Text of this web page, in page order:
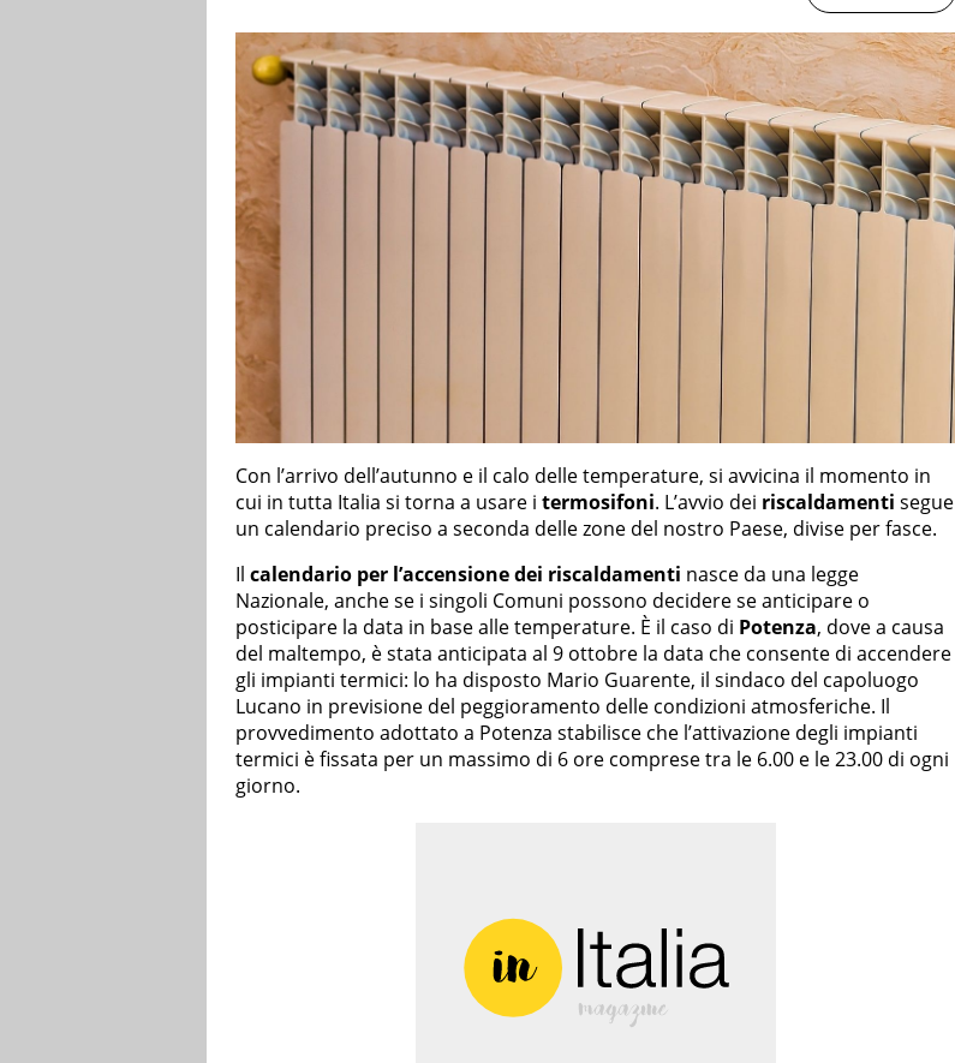
Con l’arrivo dell’autunno e il calo delle temperature, si avvicina il momento in
cui in tutta Italia si torna a usare i termosifoni. L’avvio dei riscaldamenti segue
un calendario preciso a seconda delle zone del nostro Paese, divise per fasce.
Il calendario per l’accensione dei riscaldamenti nasce da una legge
Nazionale, anche se i singoli Comuni possono decidere se anticipare o
posticipare la data in base alle temperature. È il caso di Potenza, dove a causa
del maltempo, è stata anticipata al 9 ottobre la data che consente di accendere
gli impianti termici: lo ha disposto Mario Guarente, il sindaco del capoluogo
Lucano in previsione del peggioramento delle condizioni atmosferiche. Il
provvedimento adottato a Potenza stabilisce che l’attivazione degli impianti
termici è fissata per un massimo di 6 ore comprese tra le 6.00 e le 23.00 di ogni
giorno.